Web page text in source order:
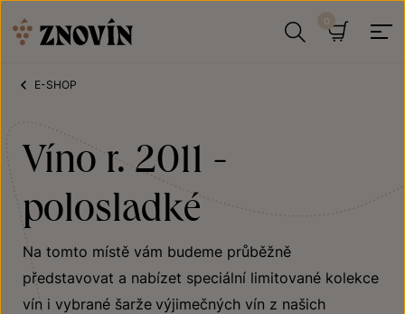
E-SHOP
Víno r. 2011 -
polosladké
Na tomto místě vám budeme průběžně
představovat a nabízet speciální limitované kolekce
vín i vybrané šarže výjimečných vín z našich